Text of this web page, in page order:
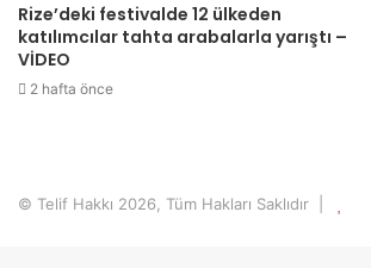
Rize’deki festivalde 12 ülkeden
katılımcılar tahta arabalarla yarıştı –
VİDEO
2 hafta önce
© Telif Hakkı 2026, Tüm Hakları Saklıdır |